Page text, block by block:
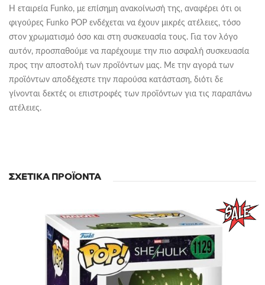
Η εταιρεία Funko, με επίσημη ανακοίνωσή της, αναφέρει ότι οι
φιγούρες Funko POP ενδέχεται να έχουν μικρές ατέλειες, τόσο
στον χρωματισμό όσο και στη συσκευασία τους. Για τον λόγο
αυτόν, προσπαθούμε να παρέχουμε την πιο ασφαλή συσκευασία
προς την αποστολή των προϊόντων μας. Με την αγορά των
προϊόντων αποδέχεστε την παρούσα κατάσταση, διότι δε
γίνονται δεκτές οι επιστροφές των προϊόντων για τις παραπάνω
ατέλειες.
ΣΧΕΤΙΚΆ ΠΡΟΪΌΝΤΑ